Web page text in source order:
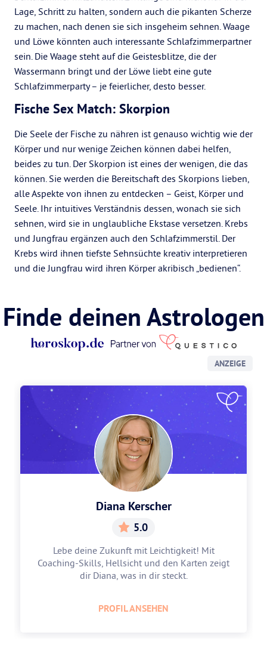
Lage, Schritt zu halten, sondern auch die pikanten Scherze
zu machen, nach denen sie sich insgeheim sehnen. Waage
und Löwe könnten auch interessante Schlafzimmerpartner
sein. Die Waage steht auf die Geistesblitze, die der
Wassermann bringt und der Löwe liebt eine gute
Schlafzimmerparty – je feierlicher, desto besser.
Fische Sex Match: Skorpion
Die Seele der Fische zu nähren ist genauso wichtig wie der
Körper und nur wenige Zeichen können dabei helfen,
beides zu tun. Der Skorpion ist eines der wenigen, die das
können. Sie werden die Bereitschaft des Skorpions lieben,
alle Aspekte von ihnen zu entdecken – Geist, Körper und
Seele. Ihr intuitives Verständnis dessen, wonach sie sich
sehnen, wird sie in unglaubliche Ekstase versetzen. Krebs
und Jungfrau ergänzen auch den Schlafzimmerstil. Der
Krebs wird ihnen tiefste Sehnsüchte kreativ interpretieren
und die Jungfrau wird ihren Körper akribisch „bedienen“.
Finde deinen Astrologen
ANZEIGE
Diana Kerscher
5.0
Lebe deine Zukunft mit Leichtigkeit! Mit
Coaching-Skills, Hellsicht und den Karten zeigt
dir Diana, was in dir steckt.
PROFIL ANSEHEN